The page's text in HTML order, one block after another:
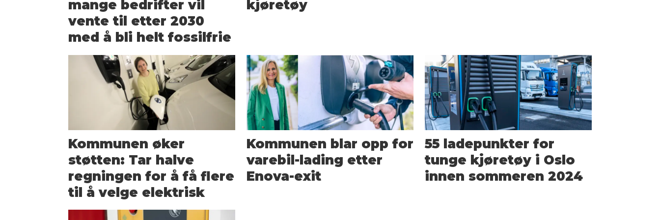
mange bedrifter vil
vente til etter 2030
med å bli helt fossilfrie
kjøretøy
Kommunen øker
støtten: Tar halve
regningen for å få flere
til å velge elektrisk
Kommunen blar opp for
varebil-lading etter
Enova-exit
55 ladepunkter for
tunge kjøretøy i Oslo
innen sommeren 2024